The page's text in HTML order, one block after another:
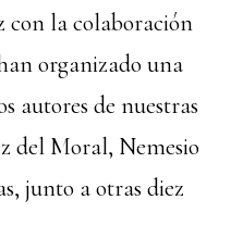
con la colaboración
organizado una
autores de nuestras
del Moral, Nemesio
junto a otras diez